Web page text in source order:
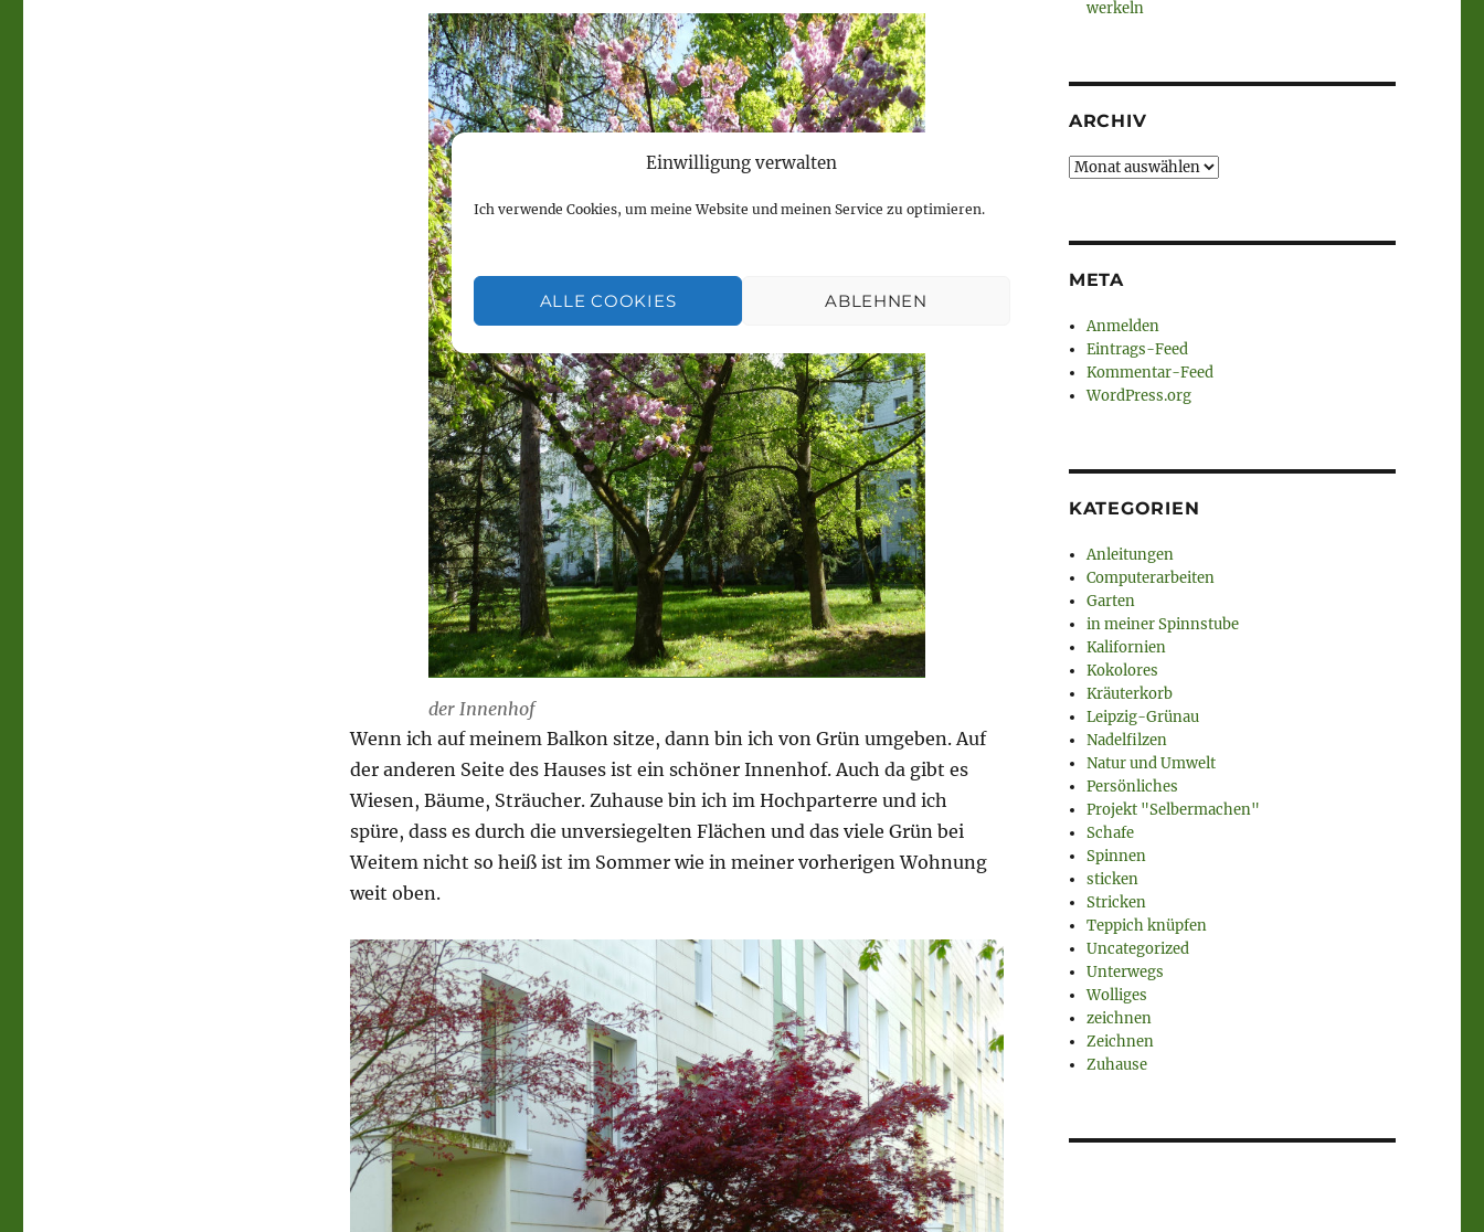
Einwilligung verwalten
Ich verwende Cookies, um meine Website und meinen Service zu optimieren.
ALLE COOKIES ABLEHNEN
der Innenhof
Wenn ich auf meinem Balkon sitze, dann bin ich von Grün umgeben. Auf
der anderen Seite des Hauses ist ein schöner Innenhof. Auch da gibt es
Wiesen, Bäume, Sträucher. Zuhause bin ich im Hochparterre und ich
spüre, dass es durch die unversiegelten Flächen und das viele Grün bei
Weitem nicht so heiß ist im Sommer wie in meiner vorherigen Wohnung
weit oben.
werkeln
ARCHIV
Archiv
META
Anmelden
Eintrags-Feed
Kommentar-Feed
WordPress.org
KATEGORIEN
Anleitungen
Computerarbeiten
Garten
in meiner Spinnstube
Kalifornien
Kokolores
Kräuterkorb
Leipzig-Grünau
Nadelfilzen
Natur und Umwelt
Persönliches
Projekt "Selbermachen"
Schafe
Spinnen
sticken
Stricken
Teppich knüpfen
Uncategorized
Unterwegs
Wolliges
zeichnen
Zeichnen
Zuhause